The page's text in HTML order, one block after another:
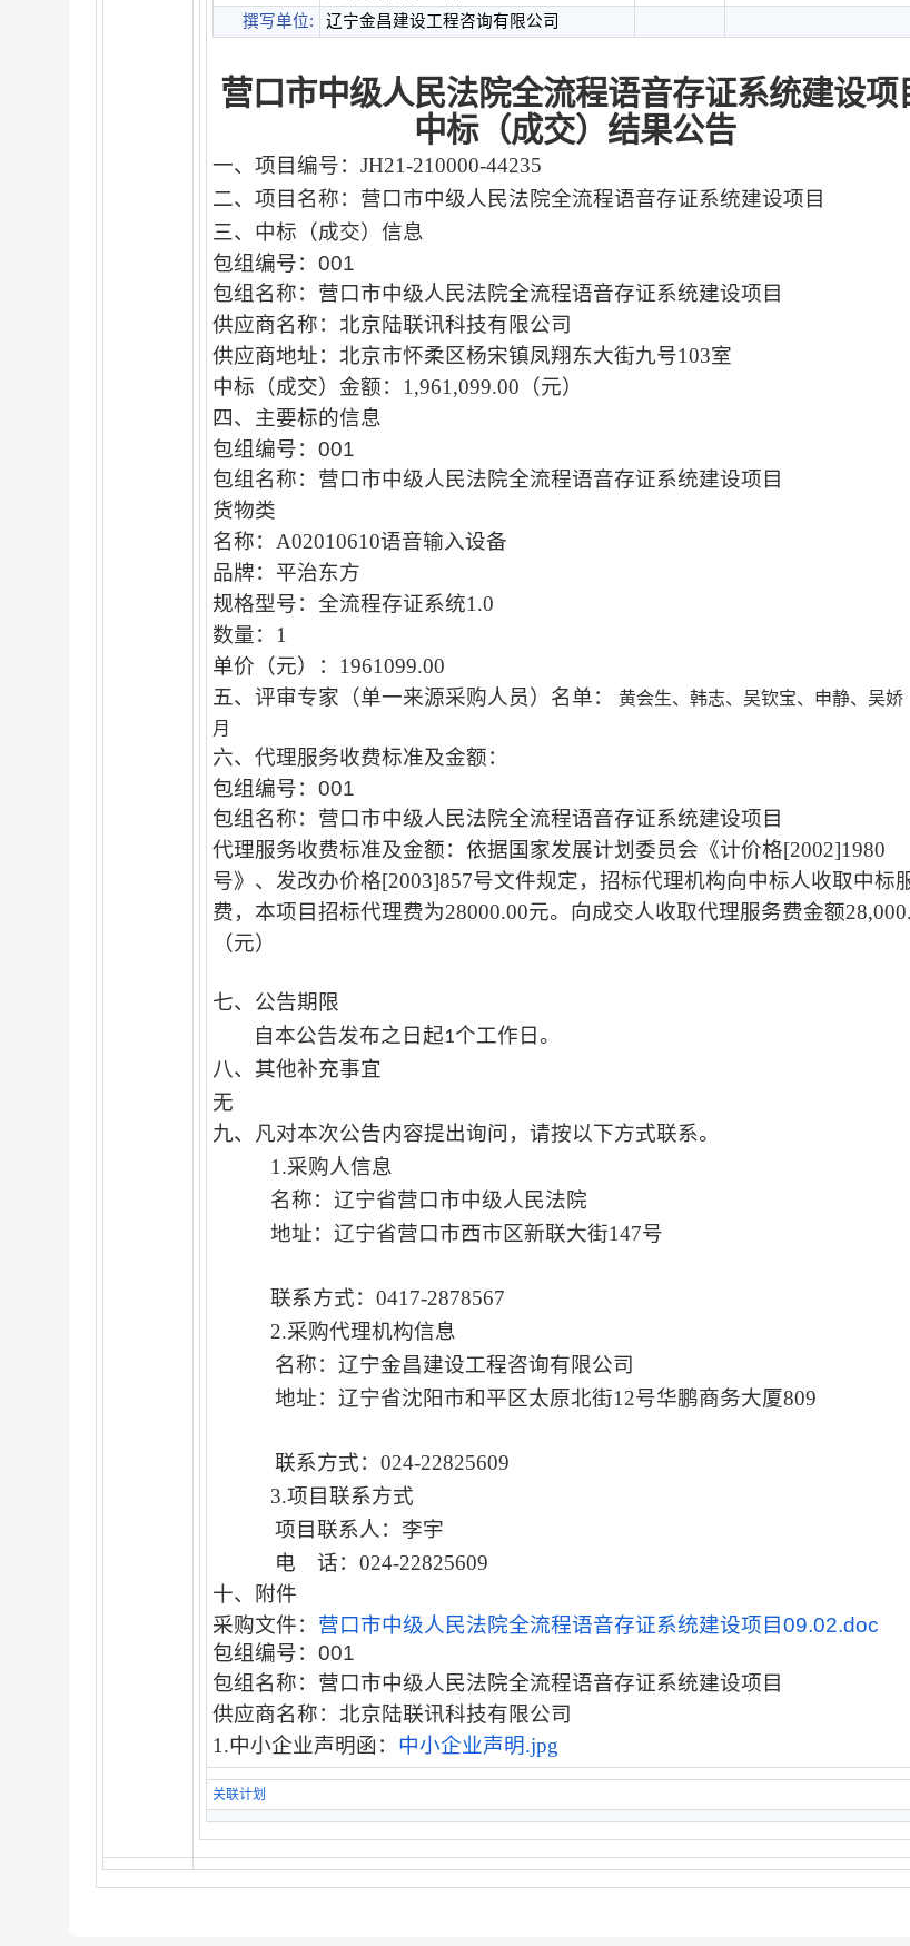
撰写单位: 辽宁金昌建设工程咨询有限公司
营口市中级人民法院全流程语音存证系统建设项
中标（成交）结果公告
一、 项目编号：JH21-210000-44235
二、 项目名称：营口市中级人民法院全流程语音存证系统建设项目
三、中标（成交）信息
包组编号：001
包组名称：营口市中级人民法院全流程语音存证系统建设项目
供应商名称：北京陆联讯科技有限公司
供应商地址：北京市怀柔区杨宋镇凤翔东大街九号103室
中标（成交）金额：1,961,099.00（元）
四、主要标的信息
包组编号：001
包组名称：营口市中级人民法院全流程语音存证系统建设项目
货物类
名称：A02010610语音输入设备
品牌：平治东方
规格型号：全流程存证系统1.0
数量：1
单价（元）：1961099.00
五、评审专家（单一来源采购人员）名单：
黄会生、韩志、吴钦宝、申静、吴娇
月
六、代理服务收费标准及金额：
包组编号：001
包组名称：营口市中级人民法院全流程语音存证系统建设项目
代理服务收费标准及金额：依据国家发展计划委员会《计价格[2002]1980
号》、发改办价格[2003]857号文件规定，招标代理机构向中标人收取中标
费，本项目招标代理费为28000.00元。向成交人收取代理服务费金额
（元）
七、公告期限
自本公告发布之日起1个工作日。
八、其他补充事宜
无
九、凡对本次公告内容提出询问，请按以下方式联系。
1.采购人信息
名称： 辽宁省营口市中级人民法院
地址： 辽宁省营口市西市区新联大街147
联系方式： 0417-2878567
2.采购代理机构信息
名称： 辽宁金昌建设工程咨询有限公司
地址： 辽宁省沈阳市和平区太原北街12号华鹏商务大厦809
联系方式： 024-22825609
3.项目联系方式
项目联系人： 李宇
电 话： 024-22825609
十、附件
采购文件： 营口市中级人民法院全流程语音存证系统建设项目09.02.doc
包组编号：001
包组名称：营口市中级人民法院全流程语音存证系统建设项目
供应商名称：北京陆联讯科技有限公司
1.中小企业声明函： 中小企业声明.jpg
关联计划